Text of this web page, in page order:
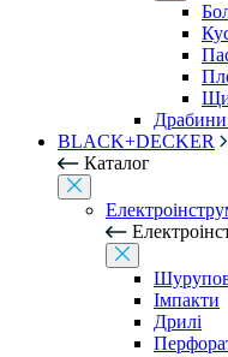
Драбини
BLACK+DECKER
Каталог
Імпакти
Дрилі